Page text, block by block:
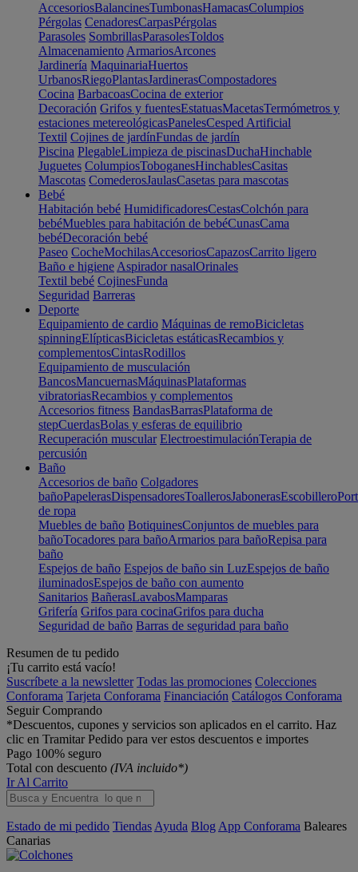
AccesoriosBalancinesTumbonasHamacasColumpios
Pérgolas CenadoresCarpasPérgolas
Parasoles SombrillasParasolesToldos
Almacenamiento ArmariosArcones
Jardinería MaquinariaHuertos
UrbanosRiegoPlantasJardinerasCompostadores
Cocina BarbacoasCocina de exterior
Decoración Grifos y fuentesEstatuasMacetasTermómetros y
estaciones metereológicasPanelesCesped Artificial
Textil Cojines de jardínFundas de jardín
Piscina PlegableLimpieza de piscinasDuchaHinchable
Juguetes ColumpiosToboganesHinchablesCasitas
Mascotas ComederosJaulasCasetas para mascotas
Bebé
Habitación bebé HumidificadoresCestasColchón para
bebéMuebles para habitación de bebéCunasCama
bebéDecoración bebé
Paseo CocheMochilasAccesoriosCapazosCarrito ligero
Baño e higiene Aspirador nasalOrinales
Textil bebé CojinesFunda
Seguridad Barreras
Deporte
Equipamiento de cardio Máquinas de remoBicicletas
spinningElípticasBicicletas estáticasRecambios y
complementosCintasRodillos
Equipamiento de musculación
BancosMancuernasMáquinasPlataformas
vibratoriasRecambios y complementos
Accesorios fitness BandasBarrasPlataforma de
stepCuerdasBolas y esferas de equilibrio
Recuperación muscular ElectroestimulaciónTerapia de
percusión
Baño
Accesorios de baño Colgadores
bañoPapelerasDispensadoresToallerosJabonerasEscobillero
de ropa
Muebles de baño BotiquinesConjuntos de muebles para
bañoTocadores para bañoArmarios para bañoRepisa para
baño
Espejos de baño Espejos de baño sin LuzEspejos de baño
iluminadosEspejos de baño con aumento
Sanitarios BañerasLavabosMamparas
Grifería Grifos para cocinaGrifos para ducha
Seguridad de baño Barras de seguridad para baño
Resumen de tu pedido
¡Tu carrito está vacío!
Suscríbete a la newsletter Todas las promociones Colecciones
Conforama Tarjeta Conforama Financiación Catálogos Conforama
Seguir Comprando
*Descuentos, cupones y servicios son aplicados en el carrito. Haz
clic en Tramitar Pedido para ver estos descuentos e importes
Pago 100% seguro
Total con descuento (IVA incluido*)
Ir Al Carrito
Estado de mi pedido Tiendas Ayuda Blog App Conforama Baleares
Canarias